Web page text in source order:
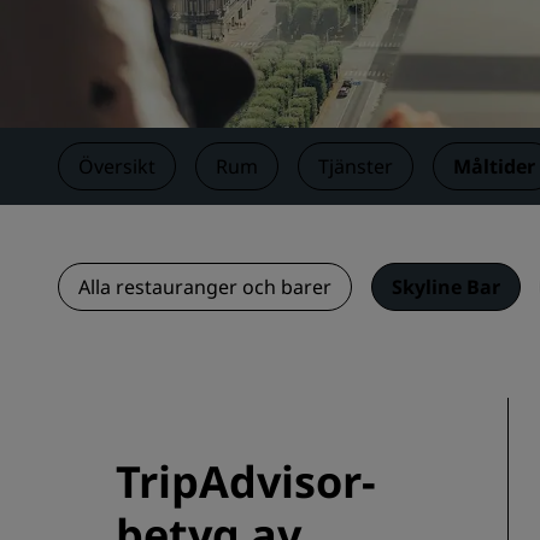
Närstående företag i Kina
Översikt Rum Tjänster Måltider
Alla restauranger och barer Skyline Bar
TripAdvisor-